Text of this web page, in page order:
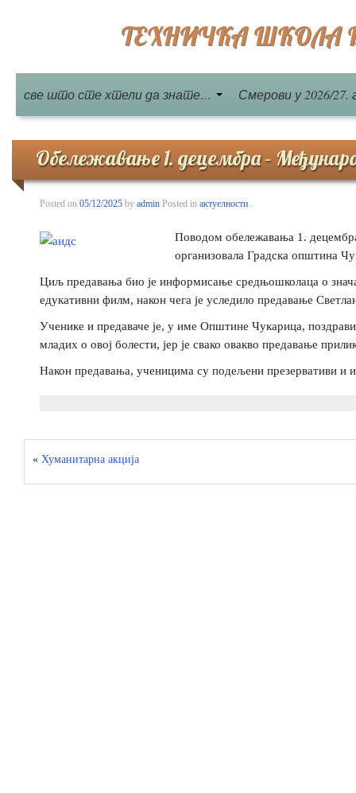
ТЕХНИЧКА ШКОЛА
све што сте хтели да знате… Смерови у 2026/27.
Обележавање 1. децембра –
Posted on 05/12/2025 by admin Posted in актуелности .
Поводом обележавања 1.
организовала Градска општина
Циљ предавања био је информисање средњошколаца о
едукативни филм, након чега је уследило предавање
Ученике и предаваче је, у име Општине Чукарица,
младих о овој болести, јер је свако овакво предавање
Након предавања, ученицима су подељени презервативи и
« Хуманитарна акција